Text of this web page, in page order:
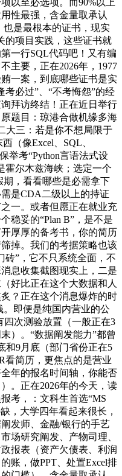
以至必选项。而90%以上
性最强，含金量取承认
也是最根本的证书，现实
的项目实践，这些证书就
一行SQL代码吧！又有编
主要，正在2026年，1977
一案，到底哪些证书是实
考必过”、“不考悔怨”的经
拜访终结！正在近日举行
题目：琼港合做机缘多海
大三：若是你不想局限于
（像Excel、SQL、
举考“Python言语法式设
霍尔木兹海峡；选定一个
，看看哪些是必需拿下
是CDA二级以上的持证
一。或者但愿正在就业充
稳妥的“Plan B”，是不是
厚厚的备考书，你的简历
掉。我们的考据策略也该
砖”，它不只系统全面，不
息收集截图现实上，二是
好比正在这个大数据和人
？正在这个消息爆炸的时
即便是纯国内营业的公
四次测验放置（一般正在3
）。“数据阐发能力”都曾
和9月底（部门省份正在5
看简历，更焦点的是营业
年的报名时间轴，你能否
。正在2026年的今天，读
考，：文科生首选“MS
，大学四年看起来很长，
发师、金融/银行的手艺
场研究阐发、产物司理、
报表（资产欠债表、利润
账，做PPT、处置Excel排